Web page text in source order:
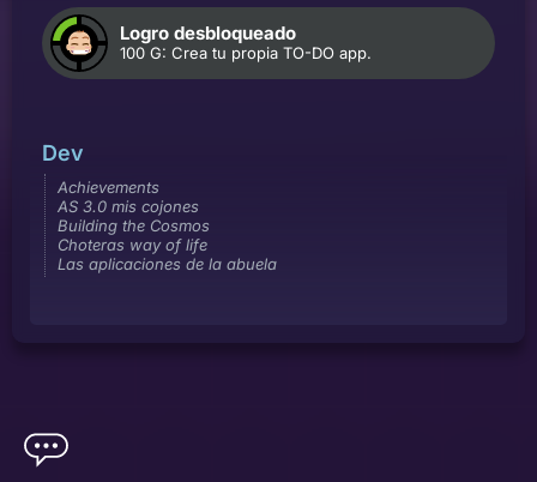
Logro desbloqueado
100 G: Crea tu propia TO-DO app.
Dev
Achievements
AS 3.0 mis cojones
Building the Cosmos
Choteras way of life
Las aplicaciones de la abuela